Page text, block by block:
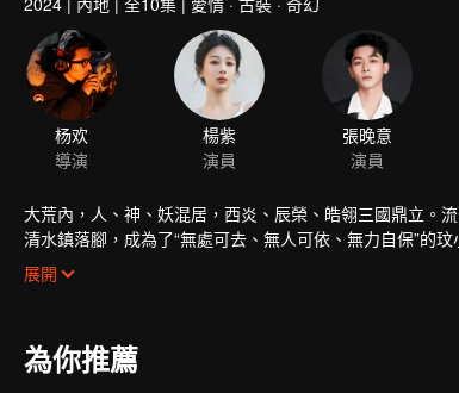
杨欢
導演
楊紫
演員
張晚意
演員
大荒內，人、神、妖混居，西炎、辰榮、皓翎三國鼎立。
清水鎮落腳，成為了“無處可去、無人可依、無力自保”的
寄人籬下、隱忍蟄伏，為了尋找小夭走遍大荒，來到清水
生；玟小六又與九頭妖相柳不打不相識，惺惺相惜結為知
要天下太平，他的小夭就能夠幸福安康。
展開
為你推薦